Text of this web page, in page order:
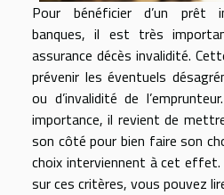
Pour bénéficier d’un prêt
banques, il est très
assurance décès invalidité.
prévenir les éventuels
ou d’invalidité de
importance, il revient de
son côté pour bien faire son
choix interviennent à cet
sur ces critères, vous pouvez